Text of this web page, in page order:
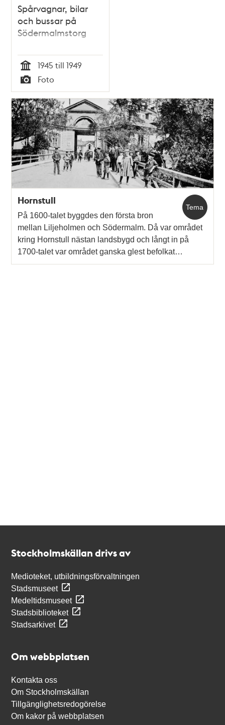
Spårvagnar, bilar
och bussar på
Södermalmstorg
Tid
1945 till 1949
Typ
Foto
Tema
Hornstull
På 1600-talet byggdes den första bron
mellan Liljeholmen och Södermalm. Då var området
kring Hornstull nästan landsbygd och långt in på
1700-talet var området ganska glest befolkat…
Stockholmskällan drivs av
Medioteket, utbildningsförvaltningen
Stadsmuseet
Medeltidsmuseet
Stadsbiblioteket
Stadsarkivet
Om webbplatsen
Kontakta oss
Om Stockholmskällan
Tillgänglighetsredogörelse
Om kakor på webbplatsen